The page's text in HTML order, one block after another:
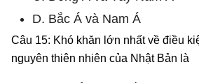
D. Bắc Á và Nam Á
Câu 15: Khó khăn lớn nhất về điều
nguyên thiên nhiên của Nhật Bản là